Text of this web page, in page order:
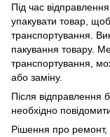
Під час
упакувати товар,
транспортування.
пакування товару.
транспортування,
або заміну.
Після відправлення
необхідно
Рішення про ремонт,